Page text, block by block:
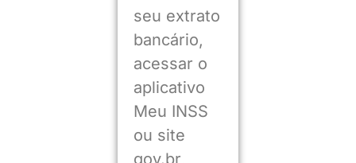
seu extrato
bancário,
acessar o
aplicativo
Meu INSS
ou site
gov.br,